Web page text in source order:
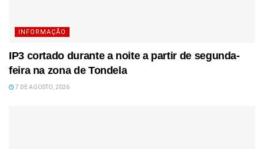
INFORMAÇÃO
IP3 cortado durante a noite a partir de segunda-
feira na zona de Tondela
7 DE AGOSTO, 2026